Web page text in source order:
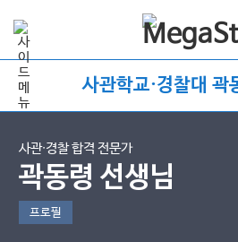
사관학교·경찰대 곽
사관∙경찰 합격 전문가
곽동령 선생님
프로필